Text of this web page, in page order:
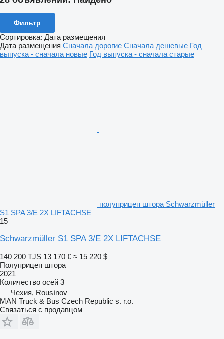
Фильтр
Сортировка: Дата размещения
Дата размещения Сначала дорогие Сначала дешевые Год
выпуска - сначала новые Год выпуска - сначала старые
полуприцеп штора Schwarzmüller
S1 SPA 3/E 2X LIFTACHSE
15
Schwarzmüller S1 SPA 3/E 2X LIFTACHSE
140 200 TJS 13 170 € ≈ 15 220 $
Полуприцеп штора
2021
Количество осей 3
Чехия, Rousínov
MAN Truck & Bus Czech Republic s. r.o.
Связаться с продавцом